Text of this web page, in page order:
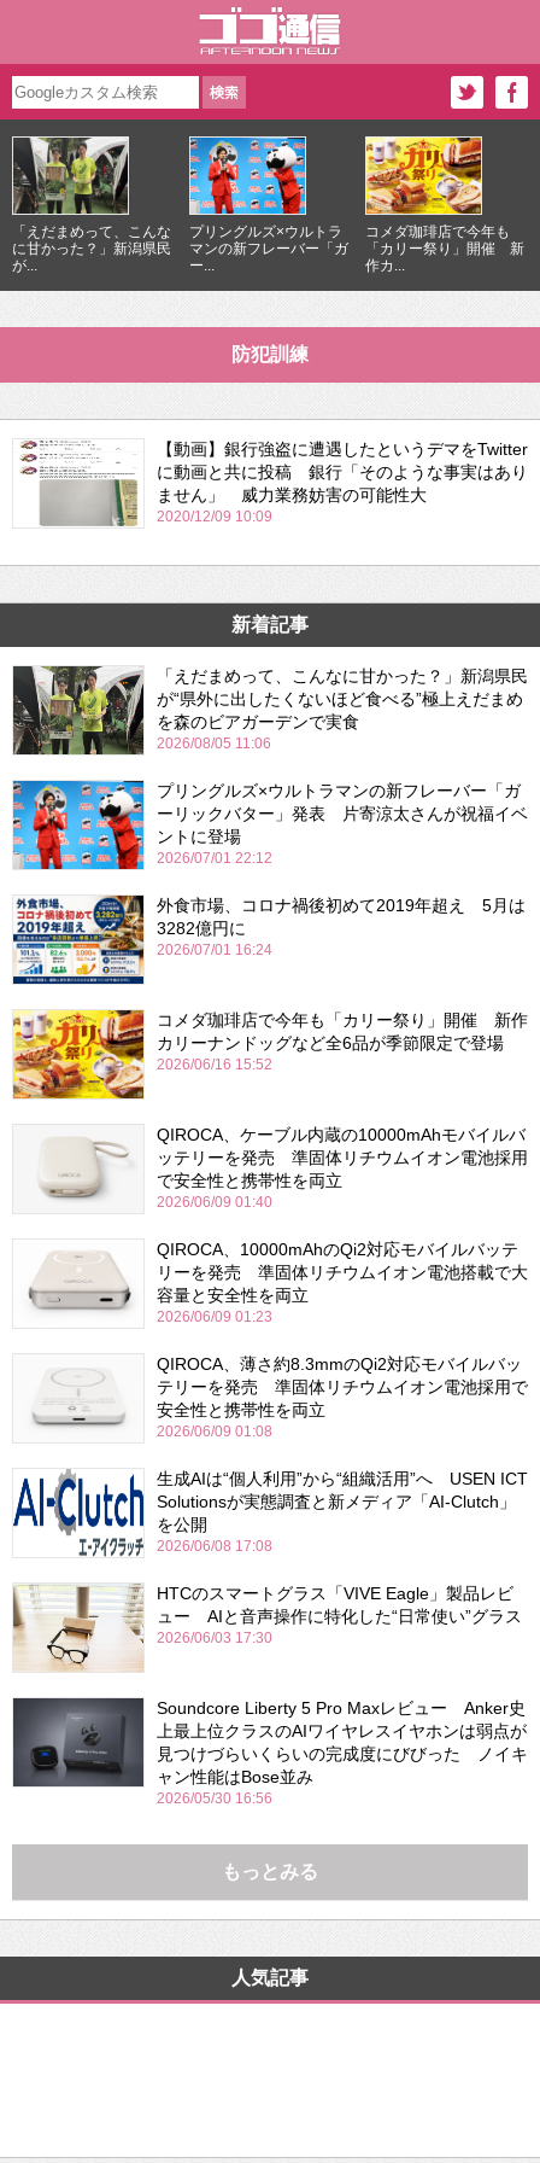
「えだまめって、こんな
に甘かった？」新潟県民
が...
プリングルズ×ウルトラ
マンの新フレーバー「ガ
ー...
コメダ珈琲店で今年も
「カリー祭り」開催 新
作カ...
防犯訓練
【動画】銀行強盗に遭遇したというデマをTwitter
に動画と共に投稿 銀行「そのような事実はあり
ません」 威力業務妨害の可能性大
2020/12/09 10:09
新着記事
「えだまめって、こんなに甘かった？」新潟県民
が“県外に出したくないほど食べる”極上えだまめ
を森のビアガーデンで実食
2026/08/05 11:06
プリングルズ×ウルトラマンの新フレーバー「ガ
ーリックバター」発表 片寄涼太さんが祝福イベ
ントに登場
2026/07/01 22:12
外食市場、コロナ禍後初めて2019年超え 5月は
3282億円に
2026/07/01 16:24
コメダ珈琲店で今年も「カリー祭り」開催 新作
カリーナンドッグなど全6品が季節限定で登場
2026/06/16 15:52
QIROCA、ケーブル内蔵の10000mAhモバイルバ
ッテリーを発売 準固体リチウムイオン電池採用
で安全性と携帯性を両立
2026/06/09 01:40
QIROCA、10000mAhのQi2対応モバイルバッテ
リーを発売 準固体リチウムイオン電池搭載で大
容量と安全性を両立
2026/06/09 01:23
QIROCA、薄さ約8.3mmのQi2対応モバイルバッ
テリーを発売 準固体リチウムイオン電池採用で
安全性と携帯性を両立
2026/06/09 01:08
生成AIは“個人利用”から“組織活用”へ USEN ICT
Solutionsが実態調査と新メディア「AI-Clutch」
を公開
2026/06/08 17:08
HTCのスマートグラス「VIVE Eagle」製品レビ
ュー AIと音声操作に特化した“日常使い”グラス
2026/06/03 17:30
Soundcore Liberty 5 Pro Maxレビュー Anker史
上最上位クラスのAIワイヤレスイヤホンは弱点が
見つけづらいくらいの完成度にびびった ノイキ
ャン性能はBose並み
2026/05/30 16:56
もっとみる
人気記事